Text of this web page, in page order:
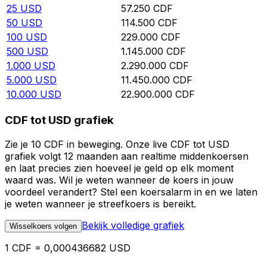
25 USD 57.250 CDF
50 USD 114.500 CDF
100 USD 229.000 CDF
500 USD 1.145.000 CDF
1.000 USD 2.290.000 CDF
5.000 USD 11.450.000 CDF
10.000 USD 22.900.000 CDF
CDF tot USD grafiek
Zie je 10 CDF in beweging. Onze live CDF tot USD
grafiek volgt 12 maanden aan realtime middenkoersen
en laat precies zien hoeveel je geld op elk moment
waard was. Wil je weten wanneer de koers in jouw
voordeel verandert? Stel een koersalarm in en we laten
je weten wanneer je streefkoers is bereikt.
Wisselkoers volgen Bekijk volledige grafiek
1 CDF = 0,000436682 USD